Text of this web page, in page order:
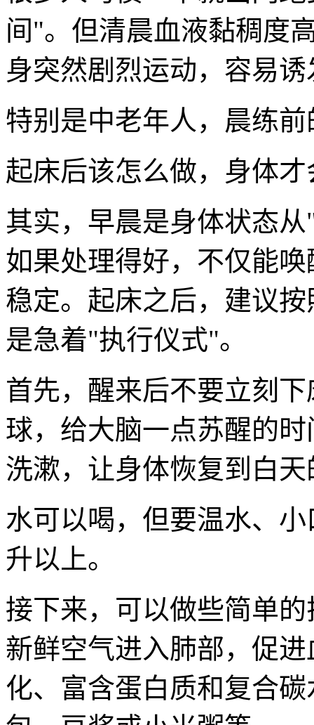
间"。但清晨血液黏稠度
身突然剧烈运动，容易
特别是中老年人，晨练
起床后该怎么做，身体
其实，早晨是身体状态
如果处理得好，不仅能
稳定。起床之后，建议
是急着"执行仪式"。
首先，醒来后不要立刻
球，给大脑一点苏醒的
洗漱，让身体恢复到白
水可以喝，但要温水、
升以上。
接下来，可以做些简单
新鲜空气进入肺部，促
化、富含蛋白质和复合